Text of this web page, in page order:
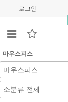
로그인
마우스피스